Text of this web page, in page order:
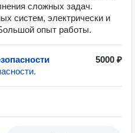
сложных задач.
систем, электрически и
опыт работы.
5000 ₽